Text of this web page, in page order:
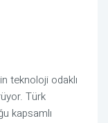
teknoloji odaklı
Türk
kapsamlı